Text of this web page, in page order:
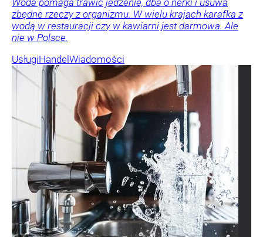
Woda pomaga trawić jedzenie, dba o nerki i usuwa
zbędne rzeczy z organizmu. W wielu krajach karafka z
wodą w restauracji czy w kawiarni jest darmowa. Ale
nie w Polsce.
UsługiHandel Wiadomości